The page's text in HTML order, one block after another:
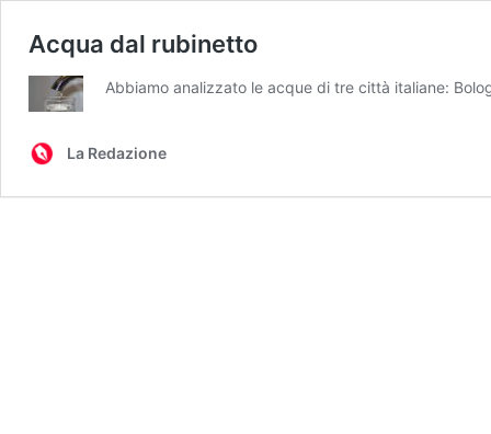
Acqua dal rubinetto
Abbiamo analizzato le acque di tre città italiane:
La Redazione